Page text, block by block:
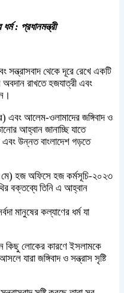
: প্রধানমন্ত্রী
সন্ত্রাসবাদ থেকে দূরে রেখে একটি
রাখতে হজযাত্রী এবং
এবং আলেম-ওলামাদের জঙ্গিবাদ ও
আহ্বান জানাচ্ছি যাতে
এবং উন্নত বাংলাদেশ গড়তে
মে) হজ অফিসে হজ কর্মসূচি-২০২৩
বক্তব্যে তিনি এ আহ্বান
মানুষের কল্যাণের ধর্ম যা
কিছু লোকের কারণে ইসলামকে
যারা জঙ্গিবাদ ও সন্ত্রাস সৃষ্টি